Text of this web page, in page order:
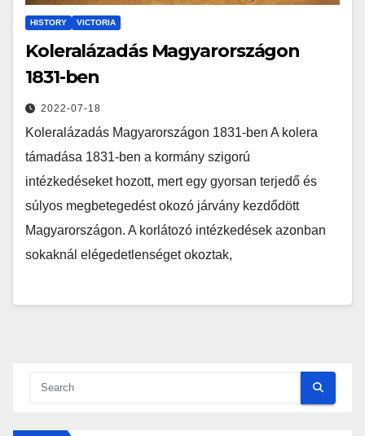
HISTORY VICTORIA
Koleralázadás Magyarországon
1831-ben
2022-07-18
Koleralázadás Magyarországon 1831-ben A kolera
támadása 1831-ben a kormány szigorú
intézkedéseket hozott, mert egy gyorsan terjedő és
súlyos megbetegedést okozó járvány kezdődött
Magyarországon. A korlátozó intézkedések azonban
sokaknál elégedetlenséget okoztak,